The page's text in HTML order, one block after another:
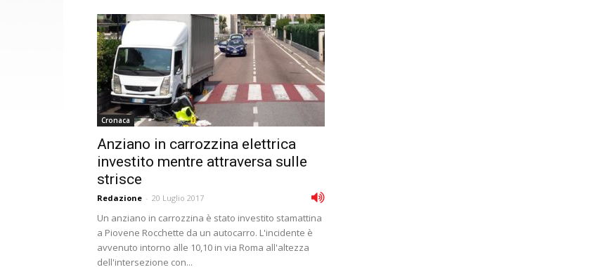
Cronaca
Anziano in carrozzina elettrica
investito mentre attraversa sulle
strisce
Redazione - 20 Luglio 2017
Un anziano in carrozzina è stato investito stamattina
a Piovene Rocchette da un autocarro. L'incidente è
avvenuto intorno alle 10,10 in via Roma all'altezza
dell'intersezione con...